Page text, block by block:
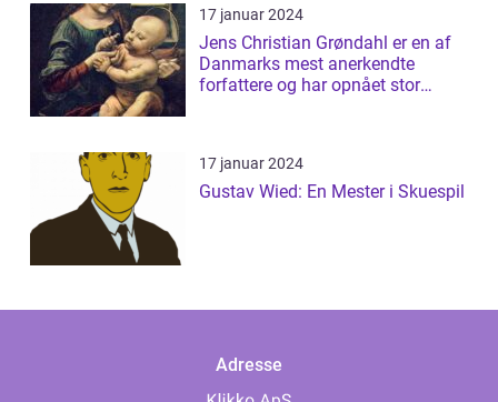
17 januar 2024
Jens Christian Grøndahl er en af
Danmarks mest anerkendte
forfattere og har opnået stor
17 januar 2024
Gustav Wied: En Mester i Skuespil
Adresse